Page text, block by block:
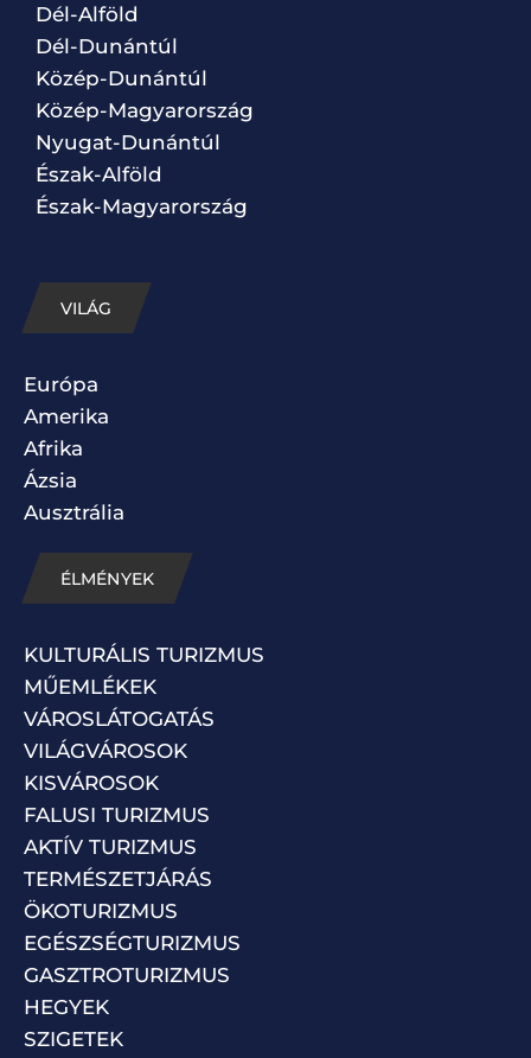
Dél-Alföld
Dél-Dunántúl
Közép-Dunántúl
Közép-Magyarország
Nyugat-Dunántúl
Észak-Alföld
Észak-Magyarország
VILÁG
Európa
Amerika
Afrika
Ázsia
Ausztrália
ÉLMÉNYEK
KULTURÁLIS TURIZMUS
MŰEMLÉKEK
VÁROSLÁTOGATÁS
VILÁGVÁROSOK
KISVÁROSOK
FALUSI TURIZMUS
AKTÍV TURIZMUS
TERMÉSZETJÁRÁS
ÖKOTURIZMUS
EGÉSZSÉGTURIZMUS
GASZTROTURIZMUS
HEGYEK
SZIGETEK